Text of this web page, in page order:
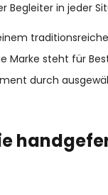
Begleiter in jeder
Marke steht für
durch